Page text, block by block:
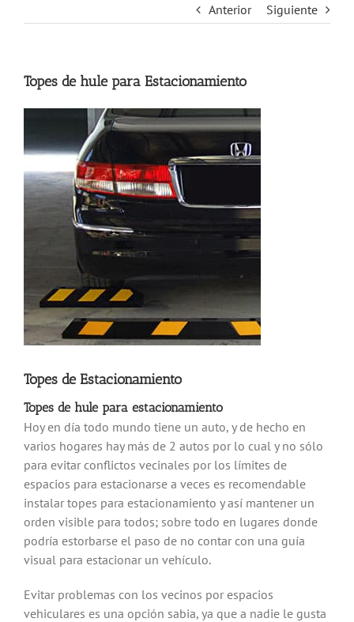
Anterior Siguiente
Topes de hule para Estacionamiento
Topes de Estacionamiento
Topes de hule para estacionamiento
Hoy en día todo mundo tiene un auto, y de hecho en
varios hogares hay más de 2 autos por lo cual y no sólo
para evitar conflictos vecinales por los límites de
espacios para estacionarse a veces es recomendable
instalar topes para estacionamiento y así mantener un
orden visible para todos; sobre todo en lugares donde
podría estorbarse el paso de no contar con una guía
visual para estacionar un vehículo.
Evitar problemas con los vecinos por espacios
vehiculares es una opción sabia, ya que a nadie le gusta